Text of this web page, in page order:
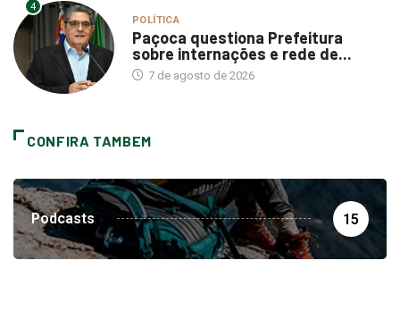
4
POLÍTICA
Paçoca questiona Prefeitura
sobre internações e rede de...
7 de agosto de 2026
CONFIRA TAMBEM
Podcasts 15